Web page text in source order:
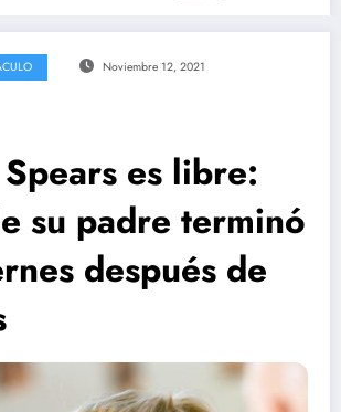
Noviembre 12, 2021
es libre:
su padre terminó
después de